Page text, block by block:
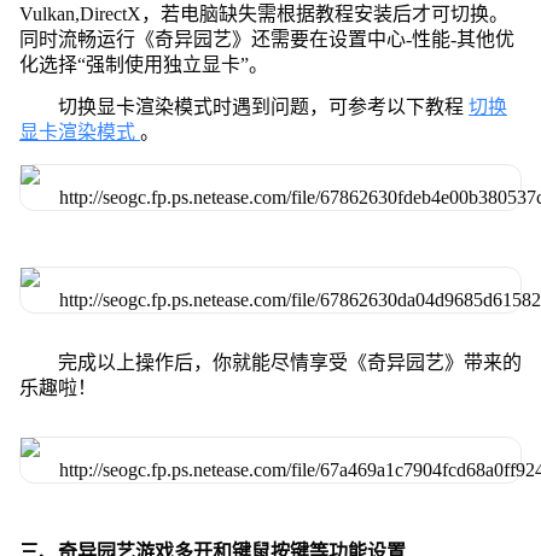
Vulkan,DirectX，若电脑缺失需根据教程安装后才可切换。
同时流畅运行《奇异园艺》还需要在设置中心-性能-其他优
化选择“强制使用独立显卡”。
切换显卡渲染模式时遇到问题，可参考以下教程 切换
显卡渲染模式 。
完成以上操作后，你就能尽情享受《奇异园艺》带来的
乐趣啦！
三、奇异园艺游戏多开和键鼠按键等功能设置